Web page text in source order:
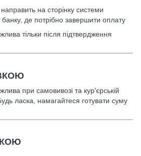
на сторінку системи
де потрібно завершити оплату
тільки після підтвердження
при самовивозі та кур'єрській
ласка, намагайтеся готувати суму